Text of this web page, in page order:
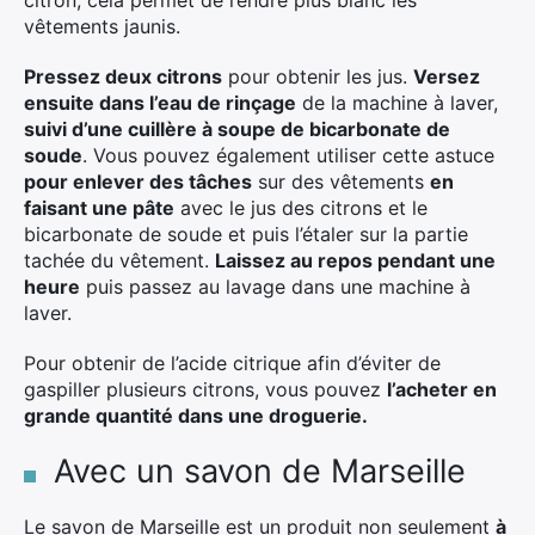
vêtements jaunis.
Pressez deux citrons pour obtenir les jus. Versez
ensuite dans l’eau de rinçage de la machine à laver,
suivi d’une cuillère à soupe de bicarbonate de
soude. Vous pouvez également utiliser cette astuce
pour enlever des tâches sur des vêtements en
faisant une pâte avec le jus des citrons et le
bicarbonate de soude et puis l’étaler sur la partie
tachée du vêtement. Laissez au repos pendant une
heure puis passez au lavage dans une machine à
laver.
Pour obtenir de l’acide citrique afin d’éviter de
gaspiller plusieurs citrons, vous pouvez l’acheter en
grande quantité dans une droguerie.
Avec un savon de Marseille
Le savon de Marseille est un produit non seulement à